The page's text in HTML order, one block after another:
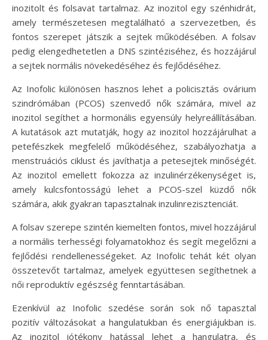
inozitolt és folsavat tartalmaz. Az inozitol egy szénhidrát,
amely természetesen megtalálható a szervezetben, és
fontos szerepet játszik a sejtek működésében. A folsav
pedig elengedhetetlen a DNS szintéziséhez, és hozzájárul
a sejtek normális növekedéséhez és fejlődéséhez.
Az Inofolic különösen hasznos lehet a policisztás ovárium
szindrómában (PCOS) szenvedő nők számára, mivel az
inozitol segíthet a hormonális egyensúly helyreállításában.
A kutatások azt mutatják, hogy az inozitol hozzájárulhat a
petefészkek megfelelő működéséhez, szabályozhatja a
menstruációs ciklust és javíthatja a petesejtek minőségét.
Az inozitol emellett fokozza az inzulinérzékenységet is,
amely kulcsfontosságú lehet a PCOS-szel küzdő nők
számára, akik gyakran tapasztalnak inzulinrezisztenciát.
A folsav szerepe szintén kiemelten fontos, mivel hozzájárul
a normális terhességi folyamatokhoz és segít megelőzni a
fejlődési rendellenességeket. Az Inofolic tehát két olyan
összetevőt tartalmaz, amelyek együttesen segíthetnek a
női reproduktív egészség fenntartásában.
Ezenkívül az Inofolic szedése során sok nő tapasztal
pozitív változásokat a hangulatukban és energiájukban is.
Az inozitol jótékony hatással lehet a hangulatra, és